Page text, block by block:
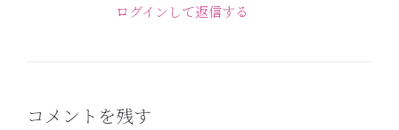
ログインして返信する
コメントを残す